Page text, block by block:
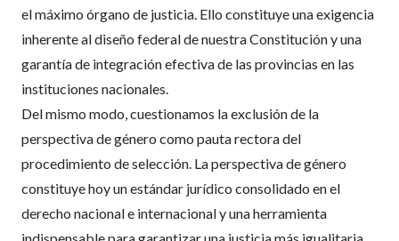
el máximo órgano de justicia. Ello constituye una exigencia
inherente al diseño federal de nuestra Constitución y una
garantía de integración efectiva de las provincias en las
instituciones nacionales.
Del mismo modo, cuestionamos la exclusión de la
perspectiva de género como pauta rectora del
procedimiento de selección. La perspectiva de género
constituye hoy un estándar jurídico consolidado en el
derecho nacional e internacional y una herramienta
indispensable para garantizar una justicia más igualitaria,